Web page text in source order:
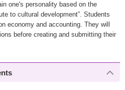
one's personality based on the
to cultural development”. Students
economy and accounting. They will
before creating and submitting their